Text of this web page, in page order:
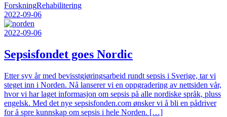
ForskningRehabilitering
2022-09-06
2022-09-06
Sepsisfondet goes Nordic
Etter syv år med bevisstgjøringsarbeid rundt sepsis i Sverige, tar vi
steget inn i Norden. Nå lanserer vi en oppgradering av nettsiden vår,
hvor vi har laget informasjon om sepsis på alle nordiske språk, pluss
engelsk. Med det nye sepsisfonden.com ønsker vi å bli en pådriver
for å spre kunnskap om sepsis i hele Norden. […]